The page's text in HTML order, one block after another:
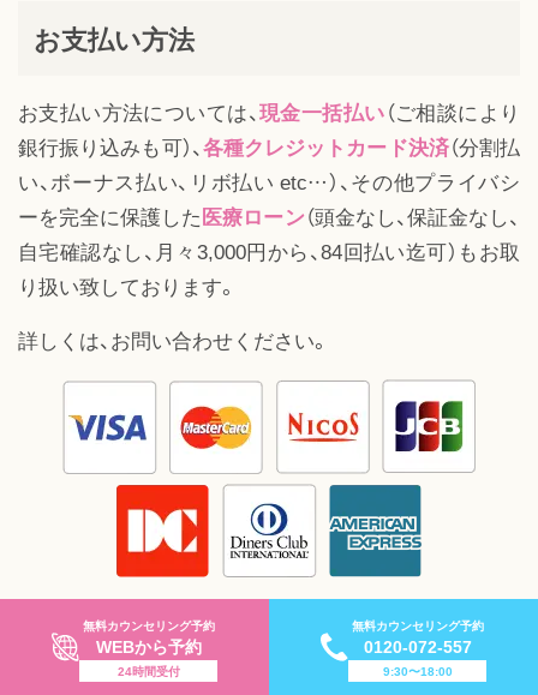
お支払い方法
お支払い方法については、現金一括払い（ご相談により
銀行振り込みも可）、各種クレジットカード決済（分割払
い、ボーナス払い、リボ払い etc…）、その他プライバシ
ーを完全に保護した医療ローン（頭金なし、保証金なし、
自宅確認なし、月々3,000円から、84回払い迄可）もお取
り扱い致しております。
詳しくは、お問い合わせください。
無料カウンセリング予約
WEBから予約
24時間受付
無料カウンセリング予約
0120-072-557
9:30〜18:00